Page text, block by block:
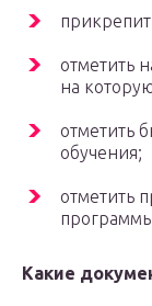
отметить
на
отметить
обучения;
отметить
Какие